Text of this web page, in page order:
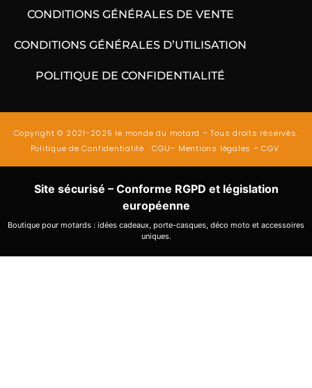
CONDITIONS GÉNÉRALES DE VENTE
CONDITIONS GÉNÉRALES D’UTILISATION
POLITIQUE DE CONFIDENTIALITÉ
Copyright © 2021-2025 le monde du motard – Tous droits réservés.
Politique de Confidentialité
CGU– Mentions légales –CGV
Site sécurisé – Conforme RGPD et législation
européenne
Boutique pour motards : idées cadeaux, porte-casques, déco moto et accessoires
uniques.